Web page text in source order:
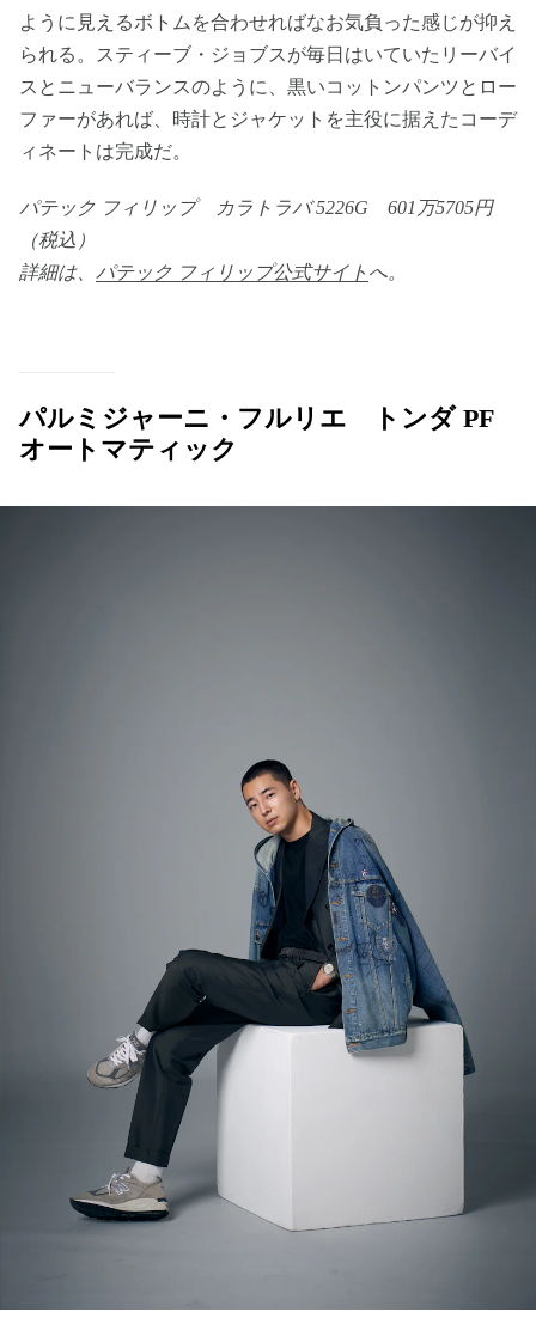
ように見えるボトムを合わせればなお気負った感じが抑え
られる。スティーブ・ジョブスが毎日はいていたリーバイ
スとニューバランスのように、黒いコットンパンツとロー
ファーがあれば、時計とジャケットを主役に据えたコーデ
ィネートは完成だ。
パテック フィリップ カラトラバ 5226G 601万5705円
（税込）
詳細は、 パテック フィリップ公式サイト へ。
パルミジャーニ・フルリエ トンダ PF
オートマティック